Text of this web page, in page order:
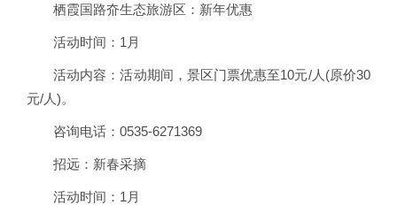
栖霞国路夼生态旅游区：新年优惠
活动时间：1月
活动内容：活动期间，景区门票优惠至10元/人(原价30
元/人)。
咨询电话：0535-6271369
招远：新春采摘
活动时间：1月